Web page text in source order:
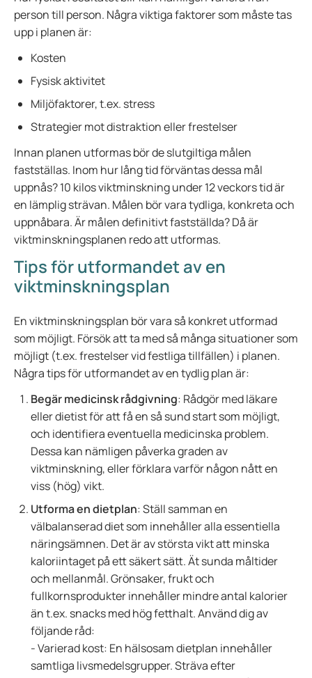
person till person. Några viktiga faktorer som måste tas
upp i planen är:
Kosten
Fysisk aktivitet
Miljöfaktorer, t.ex. stress
Strategier mot distraktion eller frestelser
Innan planen utformas bör de slutgiltiga målen
fastställas. Inom hur lång tid förväntas dessa mål
uppnås? 10 kilos viktminskning under 12 veckors tid är
en lämplig strävan. Målen bör vara tydliga, konkreta och
uppnåbara. Är målen definitivt fastställda? Då är
viktminskningsplanen redo att utformas.
Tips för utformandet av en
viktminskningsplan
En viktminskningsplan bör vara så konkret utformad
som möjligt. Försök att ta med så många situationer som
möjligt (t.ex. frestelser vid festliga tillfällen) i planen.
Några tips för utformandet av en tydlig plan är:
Begär medicinsk rådgivning: Rådgör med läkare
eller dietist för att få en så sund start som möjligt,
och identifiera eventuella medicinska problem.
Dessa kan nämligen påverka graden av
viktminskning, eller förklara varför någon nått en
viss (hög) vikt.
Utforma en dietplan: Ställ samman en
välbalanserad diet som innehåller alla essentiella
näringsämnen. Det är av största vikt att minska
kaloriintaget på ett säkert sätt. Ät sunda måltider
och mellanmål. Grönsaker, frukt och
fullkornsprodukter innehåller mindre antal kalorier
än t.ex. snacks med hög fetthalt. Använd dig av
följande råd:
- Varierad kost: En hälsosam dietplan innehåller
samtliga livsmedelsgrupper. Sträva efter